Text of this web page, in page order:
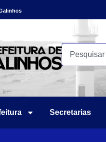
Secretarias